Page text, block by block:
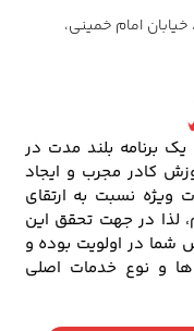
خیابان امام خمینی،
یک برنامه بلند مدت در
کادر مجرب و ایجاد
ویژه نسبت به ارتقای
لذا در جهت تحقق این
در اولویت بوده و
و نوع خدمات اصلی